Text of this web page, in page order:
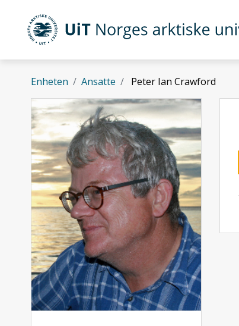
Gå til hovedinnhold
UiT Norges arktiske universitet
Enheten Ansatte Peter Ian Crawford